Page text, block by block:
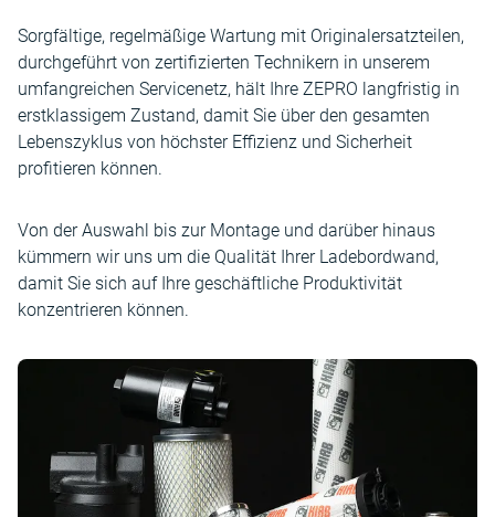
Sorgfältige, regelmäßige Wartung mit Originalersatzteilen,
durchgeführt von zertifizierten Technikern in unserem
umfangreichen Servicenetz, hält Ihre ZEPRO langfristig in
erstklassigem Zustand, damit Sie über den gesamten
Lebenszyklus von höchster Effizienz und Sicherheit
profitieren können.
Von der Auswahl bis zur Montage und darüber hinaus
kümmern wir uns um die Qualität Ihrer Ladebordwand,
damit Sie sich auf Ihre geschäftliche Produktivität
konzentrieren können.